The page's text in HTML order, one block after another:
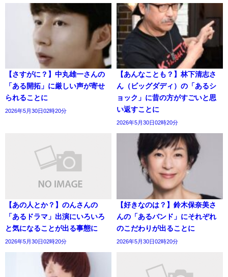
【さすがに？】中丸雄一さんの
「ある開拓」に厳しい声が寄せ
られることに
2026年5月30日02時20分
【あんなことも？】林下清志さ
ん（ビッグダディ）の「あるシ
ョック」に昔の方がすごいと思
い返すことに
2026年5月30日02時20分
【あの人とか？】のんさんの
「あるドラマ」出演にいろいろ
と気になることが出る事態に
2026年5月30日02時20分
【好きなのは？】鈴木保奈美さ
んの「あるバンド」にそれぞれ
のこだわりが出ることに
2026年5月30日02時20分